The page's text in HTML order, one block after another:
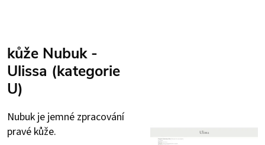
kůže Nubuk -
Ulissa (kategorie
U)
Nubuk je jemné zpracování
pravé kůže.